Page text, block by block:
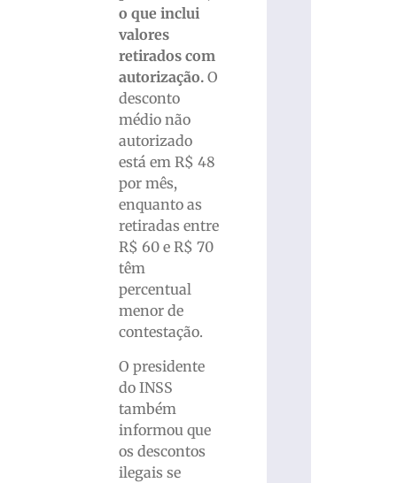
o que inclui
valores
retirados com
autorização.O
desconto
médio não
autorizado
está em R$ 48
por mês,
enquanto as
retiradas entre
R$ 60 e R$ 70
têm
percentual
menor de
contestação.
O presidente
do INSS
também
informou que
os descontos
ilegais se